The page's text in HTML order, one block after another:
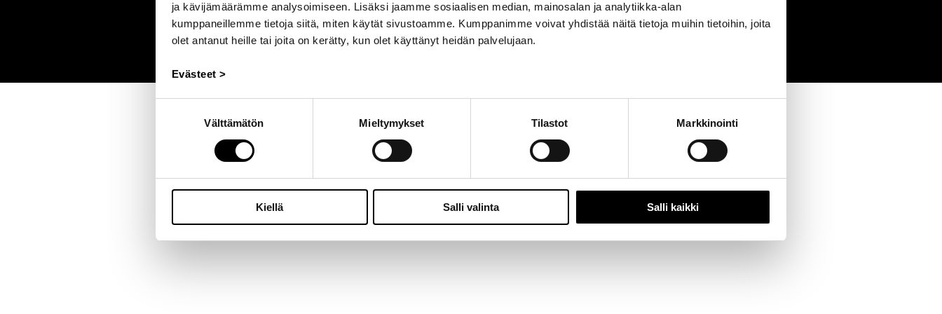
ja kävijämäärämme analysoimiseen. Lisäksi jaamme sosiaalisen median, mainosalan ja analytiikka-alan
kumppaneillemme tietoja siitä, miten käytät sivustoamme. Kumppanimme voivat yhdistää näitä tietoja muihin tietoihin, joita
olet antanut heille tai joita on kerätty, kun olet käyttänyt heidän palvelujaan.
Evästeet >
Välttämätön Mieltymykset Tilastot Markkinointi
Kiellä Salli valinta Salli kaikki
Jalasjärvi: Hallitie 1, 61600 Jalasjärvi | Avoinna: Ma-Pe 8:00 – 16:00 |06 457 5060
© 2024 - Seitoy Oy | Desing by
KOKO-Markkinointi